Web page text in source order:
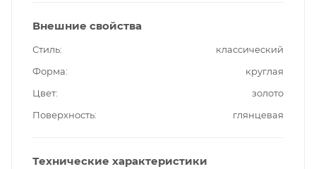
Внешние свойства
Стиль
классический
Форма
круглая
Цвет
золото
Поверхность
глянцевая
Технические характеристики